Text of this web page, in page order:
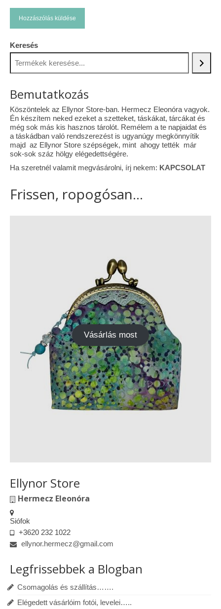
Keresés
Bemutatkozás
Köszöntelek az Ellynor Store-ban. Hermecz Eleonóra vagyok.
Én készítem neked ezeket a szetteket, táskákat, tárcákat és
még sok más kis hasznos tárolót. Remélem a te napjaidat és
a táskádban való rendszerezést is ugyanúgy megkönnyítik
majd az Ellynor Store szépségek, mint ahogy tették már
sok-sok száz hölgy elégedettségére.
Ha szeretnél valamit megvásárolni, írj nekem: KAPCSOLAT
Frissen, ropogósan...
Vásárlás most
Ellynor Store
Hermecz Eleonóra
Siófok
+3620 232 1022
ellynor.hermecz@gmail.com
Legfrissebbek a Blogban
Csomagolás és szállítás…….
Elégedett vásárlóim fotói, levelei…..